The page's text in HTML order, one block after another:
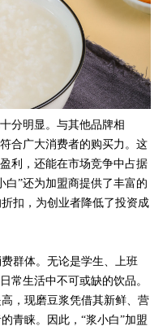
分明显。与其他品牌相
合广大消费者的购买力。这
利，还能在市场竞争中占据
白”还为加盟商提供了丰富的
扣，为创业者降低了投资成
群体。无论是学生、上班
常生活中不可或缺的饮品。
，现磨豆浆凭借其新鲜、营
青睐。因此，“浆小白”加盟